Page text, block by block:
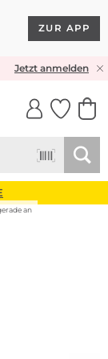
ZUR APP
Jetzt anmelden
an